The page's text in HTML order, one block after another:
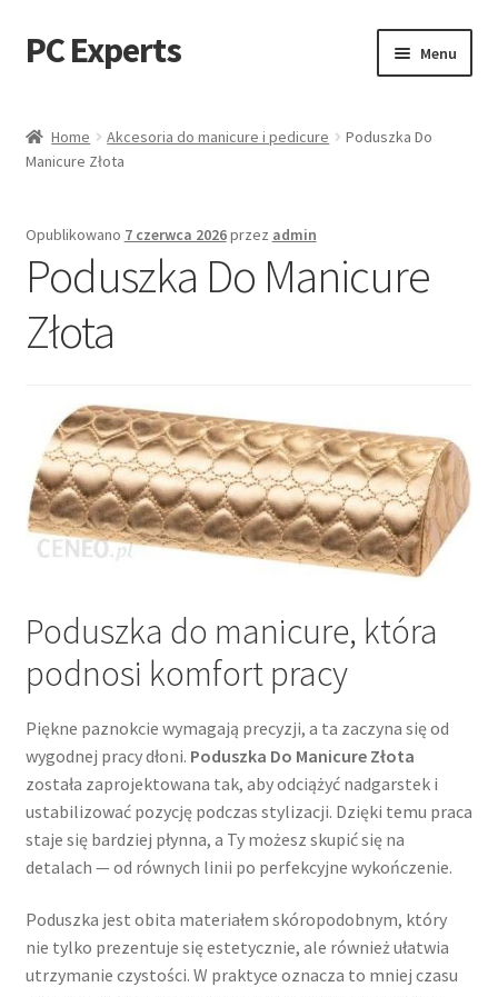
Przejdź
do
Przejdź
do
PC Experts Menu
Blog
Home Akcesoria do manicure i pedicure
Poduszka Do
Manicure Złota
Opublikowano 7 czerwca 2026przez admin
Poduszka Do Manicure
Złota
Poduszka do manicure, która
podnosi komfort pracy
Piękne paznokcie wymagają precyzji, a ta zaczyna się od
wygodnej pracy dłoni. Poduszka Do Manicure Złota
została zaprojektowana tak, aby odciążyć nadgarstek i
ustabilizować pozycję podczas stylizacji. Dzięki temu praca
staje się bardziej płynna, a Ty możesz skupić się na
detalach — od równych linii po perfekcyjne wykończenie.
Poduszka jest obita materiałem skóropodobnym, który
nie tylko prezentuje się estetycznie, ale również ułatwia
utrzymanie czystości. W praktyce oznacza to mniej czasu